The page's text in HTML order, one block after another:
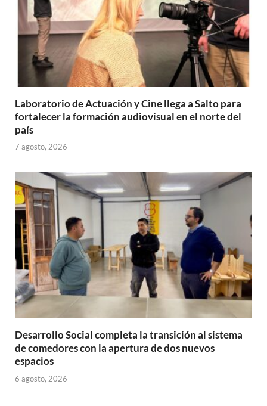
Laboratorio de Actuación y Cine llega a Salto para
fortalecer la formación audiovisual en el norte del
país
7 agosto, 2026
Desarrollo Social completa la transición al sistema
de comedores con la apertura de dos nuevos
espacios
6 agosto, 2026